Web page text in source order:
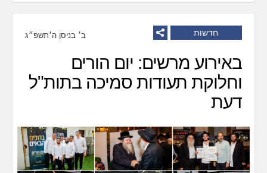
חדשות ב׳ בניסן ה׳תשפ״ג
באירוע מרשים: יום הורים
וחלוקת תעודות סמיכה בתות"ל
דעת